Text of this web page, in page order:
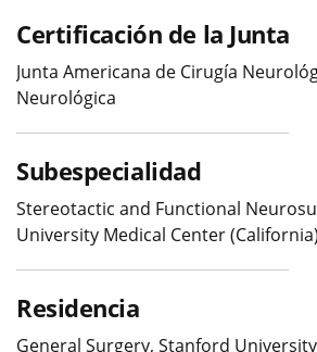
Certificación de la Junta
Junta Americana de Cirugía
Neurológica
Subespecialidad
Stereotactic and Functional
University Medical Center
Residencia
General Surgery, Stanford